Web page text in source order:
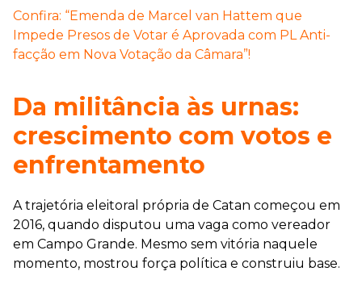
Confira: “Emenda de Marcel van Hattem que
Impede Presos de Votar é Aprovada com PL Anti-
facção em Nova Votação da Câmara”!
Da militância às urnas:
crescimento com votos e
enfrentamento
A trajetória eleitoral própria de Catan começou em
2016, quando disputou uma vaga como vereador
em Campo Grande. Mesmo sem vitória naquele
momento, mostrou força política e construiu base.